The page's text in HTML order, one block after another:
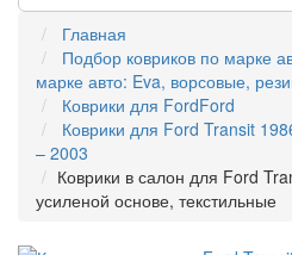
Главная
Подбор ковриков по марке
марке авто: Eva, ворсовые,
Коврики для FordFord
Коврики для Ford Transit
– 2003
Коврики в салон для Ford
усиленой основе, текстильные